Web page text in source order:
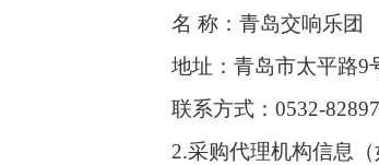
名 称：青岛交响乐团
地址：青岛市太平路9
联系方式： 0532-
2.采购代理机构信息（